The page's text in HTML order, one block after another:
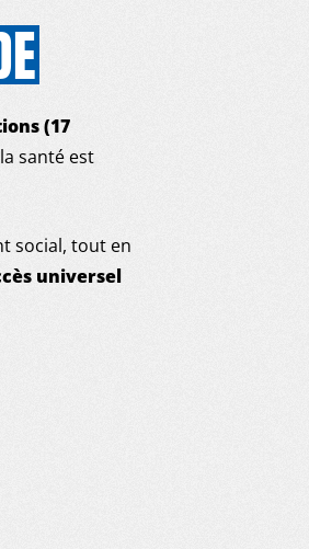
(17
santé est
social, tout en
universel